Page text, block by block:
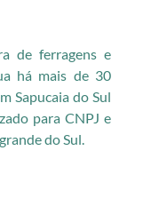
de ferragens e
há mais de 30
Sapucaia do Sul
para CNPJ e
do Sul.